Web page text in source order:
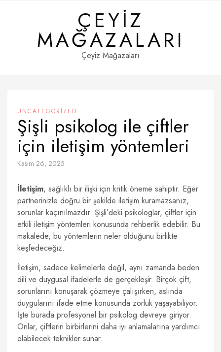
ÇEYIZ
MAĞAZALARI
Çeyiz Mağazaları
UNCATEGORIZED
Şişli psikolog ile çiftler
için iletişim yöntemleri
Kasım 26, 2025
İletişim, sağlıklı bir ilişki için kritik öneme sahiptir. Eğer
partnerinizle doğru bir şekilde iletişim kuramazsanız,
sorunlar kaçınılmazdır. Şişli’deki psikologlar, çiftler için
etkili iletişim yöntemleri konusunda rehberlik edebilir. Bu
makalede, bu yöntemlerin neler olduğunu birlikte
keşfedeceğiz.
İletişim, sadece kelimelerle değil, aynı zamanda beden
dili ve duygusal ifadelerle de gerçekleşir. Birçok çift,
sorunlarını konuşarak çözmeye çalışırken, aslında
duygularını ifade etme konusunda zorluk yaşayabiliyor.
İşte burada profesyonel bir psikolog devreye giriyor.
Onlar, çiftlerin birbirlerini daha iyi anlamalarına yardımcı
olabilecek teknikler sunar.